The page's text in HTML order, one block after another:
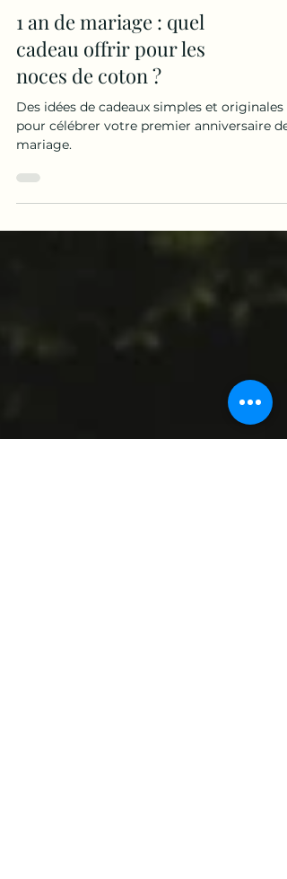
Organisation mariage
1 an de mariage : quel
cadeau offrir pour les
noces de coton ?
Des idées de cadeaux simples et originales
mariage.